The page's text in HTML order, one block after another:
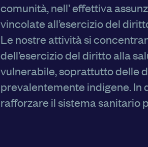
comunità, nell’ effettiva
vincolate all’esercizio del
Le nostre attività si
dell’esercizio del diritto alla
vulnerabile, soprattutto delle
prevalentemente indigene. In
rafforzare il sistema sanitario